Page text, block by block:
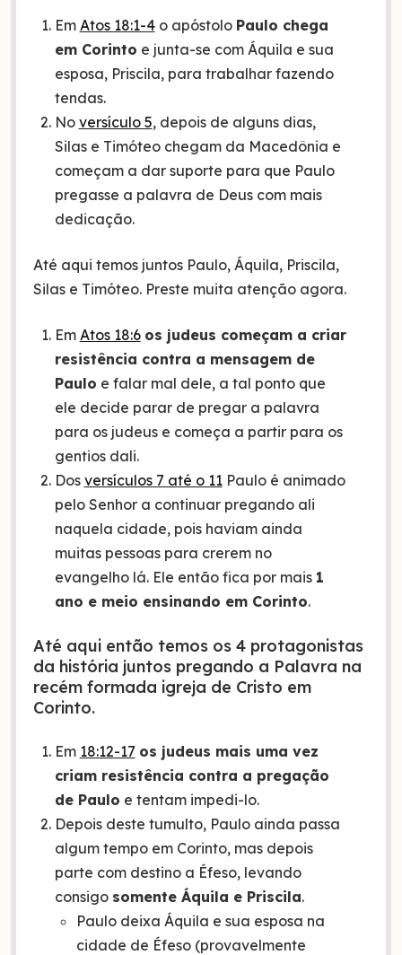
Em Atos 18:1-4o apóstolo Paulo chega
em Corinto e junta-se com Áquila e sua
esposa, Priscila, para trabalhar fazendo
tendas.
No versículo 5, depois de alguns dias,
Silas e Timóteo chegam da Macedônia e
começam a dar suporte para que Paulo
pregasse a palavra de Deus com mais
dedicação.
Até aqui temos juntos Paulo, Áquila, Priscila,
Silas e Timóteo. Preste muita atenção agora.
Em Atos 18:6 os judeus começam a criar
resistência contra a mensagem de
Paulo e falar mal dele, a tal ponto que
ele decide parar de pregar a palavra
para os judeus e começa a partir para os
gentios dali.
Dos versículos 7 até o 11Paulo é animado
pelo Senhor a continuar pregando ali
naquela cidade, pois haviam ainda
muitas pessoas para crerem no
evangelho lá. Ele então fica por mais 1
ano e meio ensinando em Corinto.
Até aqui então temos os 4 protagonistas
da história juntos pregando a Palavra na
recém formada igreja de Cristo em
Corinto.
Em 18:12-17 os judeus mais uma vez
criam resistência contra a pregação
de Paulo e tentam impedi-lo.
Depois deste tumulto, Paulo ainda passa
algum tempo em Corinto, mas depois
parte com destino a Éfeso, levando
consigo somente Áquila e Priscila.
Paulo deixa Áquila e sua esposa na
cidade de Éfeso (provavelmente